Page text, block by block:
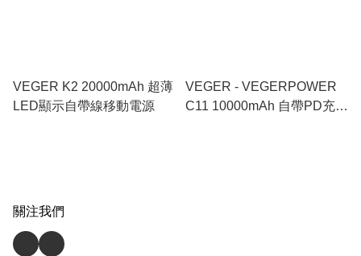
VEGER K2 20000mAh 超薄
LED顯示自帶線移動電源
VEGER - VEGERPOWER
C11 10000mAh 自帶PD充電
關注我們